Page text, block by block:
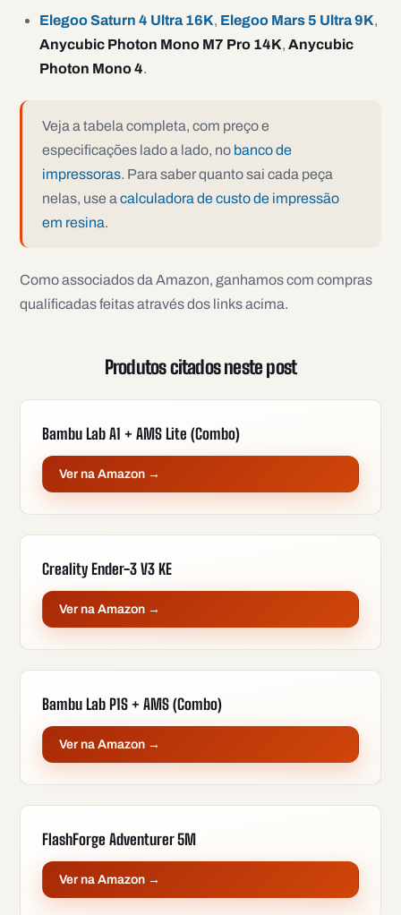
Elegoo Saturn 4 Ultra 16K, Elegoo Mars 5 Ultra 9K,
Anycubic Photon Mono M7 Pro 14K, Anycubic
Photon Mono 4.
Veja a tabela completa, com preço e
especificações lado a lado, no banco de
impressoras. Para saber quanto sai cada peça
nelas, use a calculadora de custo de impressão
em resina.
Como associados da Amazon, ganhamos com compras
qualificadas feitas através dos links acima.
Produtos citados neste post
Bambu Lab A1 + AMS Lite (Combo)
Ver na Amazon →
Creality Ender-3 V3 KE
Ver na Amazon →
Bambu Lab P1S + AMS (Combo)
Ver na Amazon →
FlashForge Adventurer 5M
Ver na Amazon →